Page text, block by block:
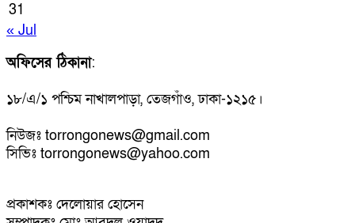
31
« Jul
অফিসের ঠিকানা:
১৮/এ/১ পশ্চিম নাখালপাড়া, তেজগাঁও, ঢাকা-১২১৫।
নিউজঃ torrongonews@gmail.com
সিভিঃ torrongonews@yahoo.com
প্রকাশকঃ দেলোয়ার হোসেন